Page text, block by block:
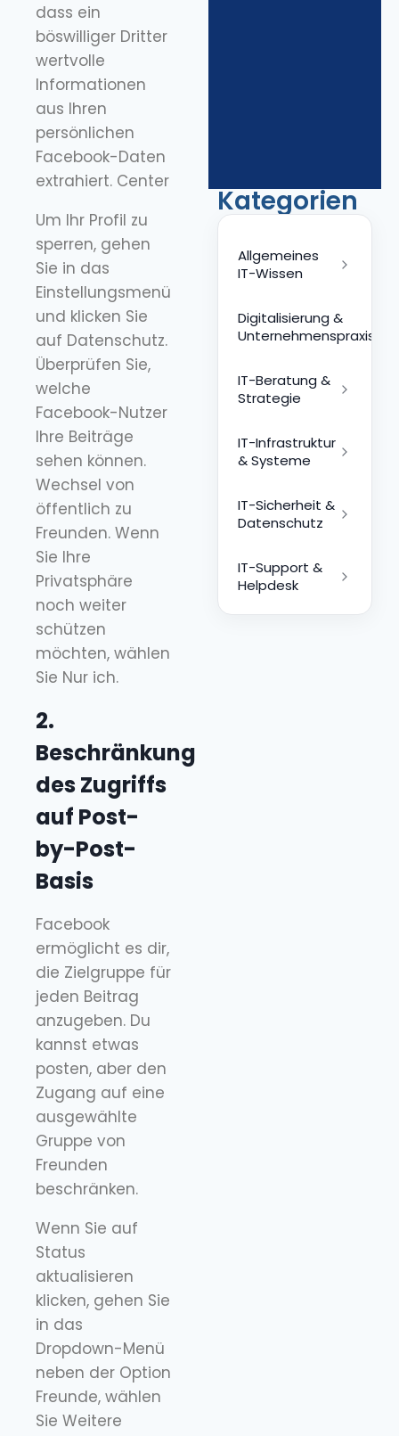
dass ein
böswilliger Dritter
wertvolle
Informationen
aus Ihren
persönlichen
Facebook-Daten
extrahiert. Center
Um Ihr Profil zu
sperren, gehen
Sie in das
Einstellungsmenü
und klicken Sie
auf Datenschutz.
Überprüfen Sie,
welche
Facebook-Nutzer
Ihre Beiträge
sehen können.
Wechsel von
öffentlich zu
Freunden. Wenn
Sie Ihre
Privatsphäre
noch weiter
schützen
möchten, wählen
Sie Nur ich.
2.
Beschränkung
des Zugriffs
auf Post-
by-Post-
Basis
Facebook
ermöglicht es dir,
die Zielgruppe für
jeden Beitrag
anzugeben. Du
kannst etwas
posten, aber den
Zugang auf eine
ausgewählte
Gruppe von
Freunden
beschränken.
Wenn Sie auf
Status
aktualisieren
klicken, gehen Sie
in das
Dropdown-Menü
neben der Option
Freunde, wählen
Sie Weitere
Kategorien
Allgemeines
IT-Wissen
Digitalisierung &
Unternehmenspraxis
IT-Beratung &
Strategie
IT-Infrastruktur
& Systeme
IT-Sicherheit &
Datenschutz
IT-Support &
Helpdesk